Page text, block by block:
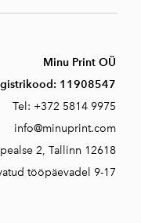
Minu Print OÜ
11908547
Tel: +372 5814 9975
info@minuprint.com
2, Tallinn 12618
tööpäevadel 9-17